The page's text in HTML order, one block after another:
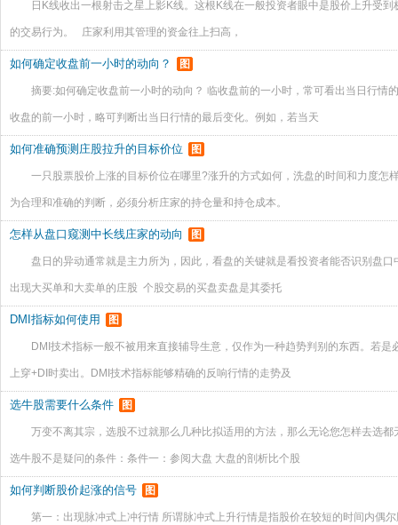
日K线收出一根射击之星上影K线。这根K线在一般投资者眼中是股价上升受
的交易行为。 庄家利用其管理的资金往上扫高，
如何确定收盘前一小时的动向？ 图
摘要:如何确定收盘前一小时的动向？ 临收盘前的一小时，常可看出当日行情
收盘的前一小时，略可判断出当日行情的最后变化。例如，若当天
如何准确预测庄股拉升的目标价位 图
一只股票股价上涨的目标价位在哪里?涨升的方式如何，洗盘的时间和力度怎
为合理和准确的判断，必须分析庄家的持仓量和持仓成本。
怎样从盘口窥测中长线庄家的动向 图
盘日的异动通常就是主力所为，因此，看盘的关键就是看投资者能否识别盘
出现大买单和大卖单的庄股 个股交易的买盘卖盘是其委托
DMI指标如何使用 图
DMI技术指标一般不被用来直接辅导生意，仅作为一种趋势判别的东西。若
上穿+DI时卖出。DMI技术指标能够精确的反响行情的走势及
选牛股需要什么条件 图
万变不离其宗，选股不过就那么几种比拟适用的方法，那么无论您怎样去选
选牛股不是疑问的条件：条件一：参阅大盘 大盘的剖析比个股
如何判断股价起涨的信号 图
第一：出现脉冲式上冲行情 所谓脉冲式上升行情是指股价在较短的时间内偶